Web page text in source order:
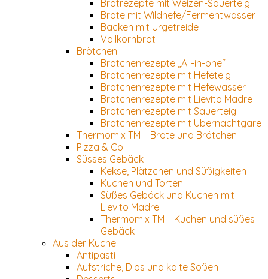
Brotrezepte mit Weizen-Sauerteig
Brote mit Wildhefe/Fermentwasser
Backen mit Urgetreide
Vollkornbrot
Brötchen
Brötchenrezepte „All-in-one“
Brötchenrezepte mit Hefeteig
Brötchenrezepte mit Hefewasser
Brötchenrezepte mit Lievito Madre
Brötchenrezepte mit Sauerteig
Brötchenrezepte mit Übernachtgare
Thermomix TM – Brote und Brötchen
Pizza & Co.
Süsses Gebäck
Kekse, Plätzchen und Süßigkeiten
Kuchen und Torten
Süßes Gebäck und Kuchen mit
Lievito Madre
Thermomix TM – Kuchen und süßes
Gebäck
Aus der Küche
Antipasti
Aufstriche, Dips und kalte Soßen